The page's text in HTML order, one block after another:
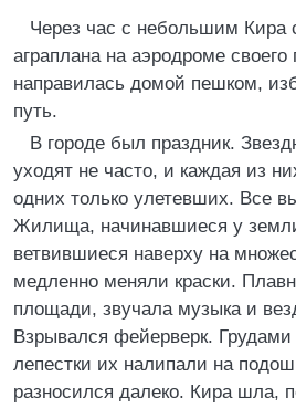
Через час с небольшим Кира
аграплана на аэродроме своего
направилась домой пешком,
путь.
В городе был праздник.
уходят не часто, и каждая из
одних только улетевших. Все
Жилища, начинавшиеся у
ветвившиеся наверху на
медленно меняли краски.
площади, звучала музыка и
Взрывался фейерверк.
лепестки их налипали на
разносился далеко. Кира шла,